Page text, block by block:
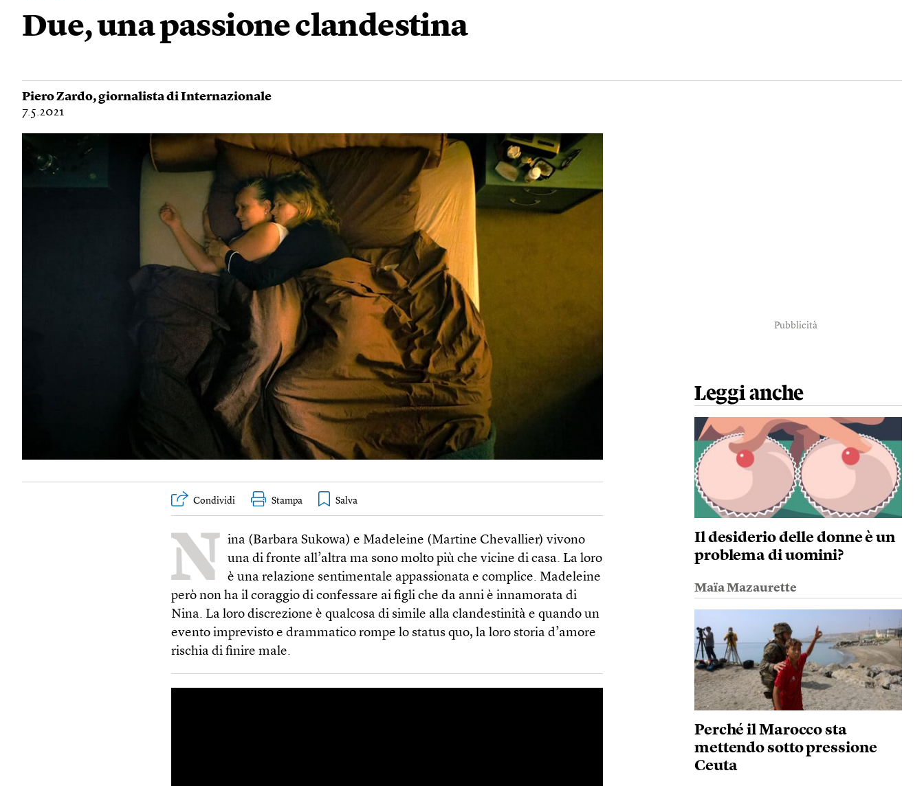
Due, una passione clandestina
Piero Zardo, giornalista di Internazionale
7.5.2021
Condividi Stampa
N ina (Barbara Sukowa) e Madeleine (Martine Chevallier) vivono
una di fronte all’altra ma sono molto più che vicine di casa. La loro
è una relazione sentimentale appassionata e complice. Madeleine
però non ha il coraggio di confessare ai figli che da anni è innamorata di
Nina. La loro discrezione è qualcosa di simile alla clandestinità e quando un
evento imprevisto e drammatico rompe lo status quo, la loro storia d’amore
rischia di finire male.
Pubblicità
Leggi anche
Il desiderio delle donne è un
problema di uomini?
Maïa Mazaurette
Perché il Marocco sta
mettendo sotto pressione
Ceuta